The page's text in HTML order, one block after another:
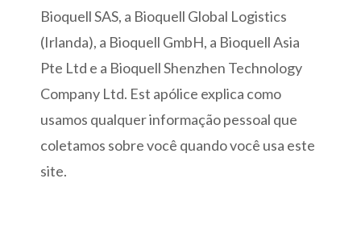
Bioquell SAS, a Bioquell Global Logistics
(Irlanda), a Bioquell GmbH, a Bioquell Asia
Pte Ltd e a Bioquell Shenzhen Technology
Company Ltd. Est apólice explica como
usamos qualquer informação pessoal que
coletamos sobre você quando você usa este
site.